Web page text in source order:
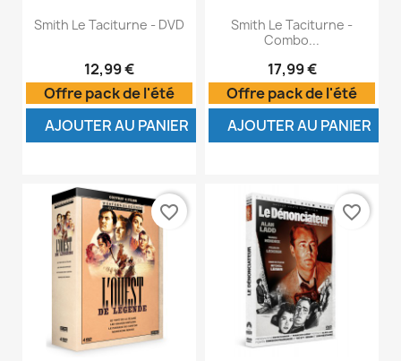
Smith Le Taciturne - DVD
12,99 €
Offre pack de l'été
AJOUTER AU PANIER
Smith Le Taciturne -
Combo...
17,99 €
Offre pack de l'été
AJOUTER AU PANIER
favorite_border favorite_border